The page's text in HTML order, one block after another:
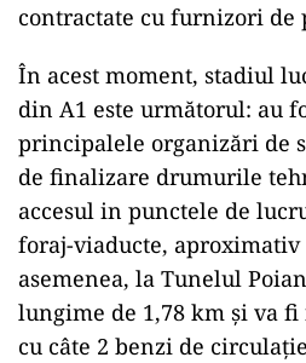
contractate cu furnizori de
În acest moment, stadiul
din A1 este următorul: au
principalele organizări de
de finalizare drumurile
accesul in punctele de
foraj-viaducte, aproximativ
asemenea, la Tunelul
lungime de 1,78 km şi va
cu câte 2 benzi de